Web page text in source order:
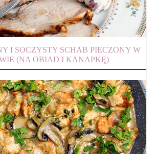
I SOCZYSTY SCHAB PIECZONY W
(NA OBIAD I KANAPKĘ)